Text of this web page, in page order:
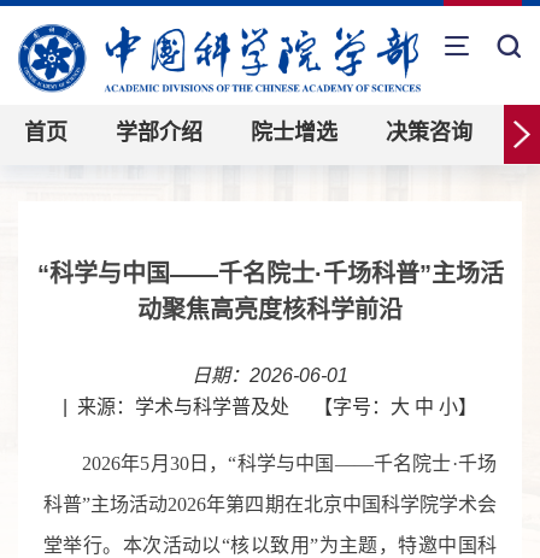
首页 学部介绍 院士增选 决策咨询
“科学与中国——千名院士·千场科普”主场活
动聚焦高亮度核科学前沿
日期：2026-06-01
来源：学术与科学普及处 【字号： 大 中 小】
2026年5月30日，“科学与中国——千名院士·千场
科普”主场活动2026年第四期在北京中国科学院学术会
堂举行。本次活动以“核以致用”为主题，特邀中国科